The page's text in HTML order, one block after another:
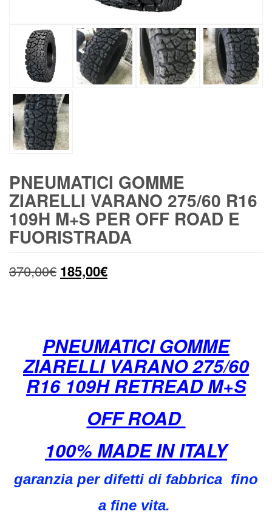
PNEUMATICI GOMME
ZIARELLI VARANO 275/60 R16
109H M+S PER OFF ROAD E
FUORISTRADA
370,00€ Il
era:
370,00€.
185,00€Il
è:
185,00€.
PNEUMATICI GOMME
ZIARELLI VARANO 275/60
R16 109H RETREAD M+S
OFF ROAD
100% MADE IN ITALY
garanzia per difetti di fabbrica fino
a fine vita.